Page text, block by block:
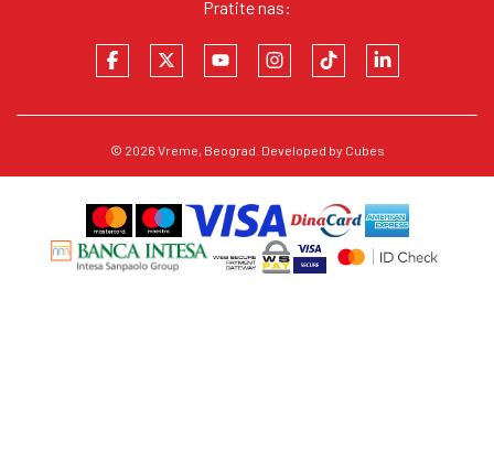
Pratite nas:
© 2026 Vreme , Beograd. Developed by Cubes